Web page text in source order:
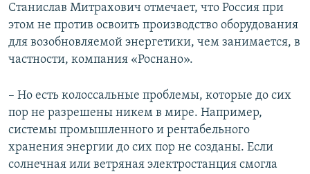
Станислав Митрахович отмечает, что Россия при
этом не против освоить производство оборудования
для возобновляемой энергетики, чем занимается, в
частности, компания «Роснано».
– Но есть колоссальные проблемы, которые до сих
пор не разрешены никем в мире. Например,
системы промышленного и рентабельного
хранения энергии до сих пор не созданы. Если
солнечная или ветряная электростанция смогла